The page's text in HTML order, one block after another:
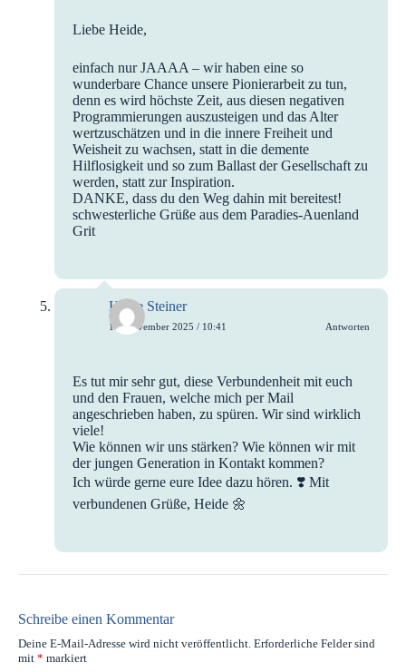
Liebe Heide,
einfach nur JAAAA – wir haben eine so
wunderbare Chance unsere Pionierarbeit zu tun,
denn es wird höchste Zeit, aus diesen negativen
Programmierungen auszusteigen und das Alter
wertzuschätzen und in die innere Freiheit und
Weisheit zu wachsen, statt in die demente
Hilflosigkeit und so zum Ballast der Gesellschaft zu
werden, statt zur Inspiration.
DANKE, dass du den Weg dahin mit bereitest!
schwesterliche Grüße aus dem Paradies-Auenland
Grit
Heide Steiner
14. November 2025 / 10:41 Antworten
Es tut mir sehr gut, diese Verbundenheit mit euch
und den Frauen, welche mich per Mail
angeschrieben haben, zu spüren. Wir sind wirklich
viele!
Wie können wir uns stärken? Wie können wir mit
der jungen Generation in Kontakt kommen?
Ich würde gerne eure Idee dazu hören. ❣️ Mit
verbundenen Grüße, Heide 🌼
Schreibe einen Kommentar
Deine E-Mail-Adresse wird nicht veröffentlicht. Erforderliche Felder sind
mit * markiert